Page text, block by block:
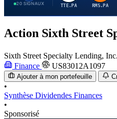
20 SIGNAUX TTE.PA RMS.PA
Action Sixth Street
Sixth Street Specialty Lending, Inc.
Finance
US83012A1097
Ajouter à mon portefeuille
•
Synthèse Dividendes Finances
•
Sponsorisé